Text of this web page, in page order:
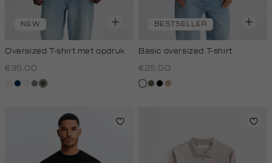
NEW
Oversized T-shirt met opdruk
€35.00
wit,donkerblauw
creme,
middengrijs
bos,
BESTSELLER
Basic oversized T-shirt
€25.00
witlichtbruin
zwart
tan